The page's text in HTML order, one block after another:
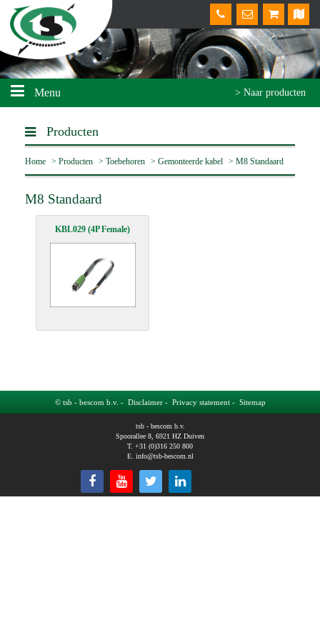
> Naar producten
Menu
Producten
Home > Producten > Toebehoren > Gemonteerde kabel > M8 Standaard
M8 Standaard
KBL029 (4P Female)
© tsb - bescom b.v. - Disclaimer- Privacy statement- Sitemap
tsb - bescom b.v.
Spoorallee 8, 6921 HZ Duiven
T. +31 (0)316 250 800
E. info@tsb-bescom.nl